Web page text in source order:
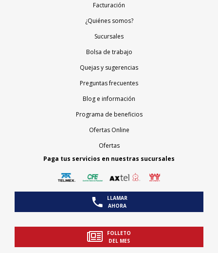
Facturación
¿Quiénes somos?
Sucursales
Bolsa de trabajo
Quejas y sugerencias
Preguntas frecuentes
Blog e información
Programa de beneficios
Ofertas Online
Ofertas
Paga tus servicios en nuestras sucursales
LLAMAR
AHORA
FOLLETO
DEL MES